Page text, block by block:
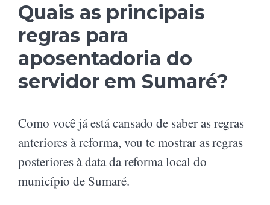
Quais as principais
regras para
aposentadoria do
servidor em Sumaré?
Como você já está cansado de saber as regras
anteriores à reforma, vou te mostrar as regras
posteriores à data da reforma local do
município de Sumaré.